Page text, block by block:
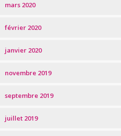
mars 2020
février 2020
janvier 2020
novembre 2019
septembre 2019
juillet 2019